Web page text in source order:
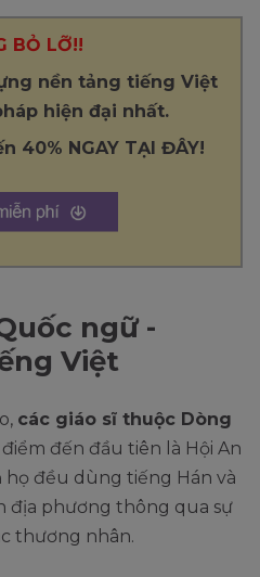
BỎ LỠ!!
nền tảng tiếng Việt
hiện đại nhất.
40% NGAY TẠI ĐÂY!
ngữ -
Việt
các giáo sĩ thuộc Dòng
đến đầu tiên là Hội An
họ đều dùng tiếng Hán và
địa phương thông qua sự
thương nhân.